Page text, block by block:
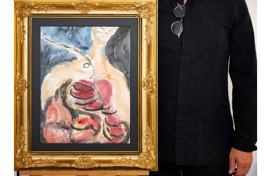
Mein Konto
Warenkorb
Widerrufsbelehrung